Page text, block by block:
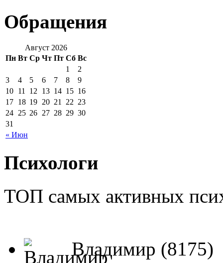
Обращения
Август 2026
Пн Вт Ср Чт Пт Сб Вс
« Июн
1
2
3
4 5 6 7 8
9
10 11 12 13 14 15 16
17 18 19 20 21 22 23
24 25 26 27 28 29 30
31
Психологи
ТОП самых активных
Владимир (8175)